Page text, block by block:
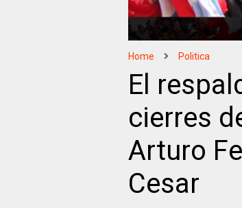
Home Politica
El
cierres
Arturo
Cesar